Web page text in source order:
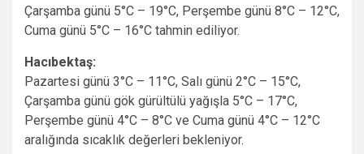
Çarşamba günü 5°C – 19°C, Perşembe günü 8°C – 12°C,
Cuma günü 5°C – 16°C tahmin ediliyor.
Hacıbektaş:
Pazartesi günü 3°C – 11°C, Salı günü 2°C – 15°C,
Çarşamba günü gök gürültülü yağışla 5°C – 17°C,
Perşembe günü 4°C – 8°C ve Cuma günü 4°C – 12°C
aralığında sıcaklık değerleri bekleniyor.